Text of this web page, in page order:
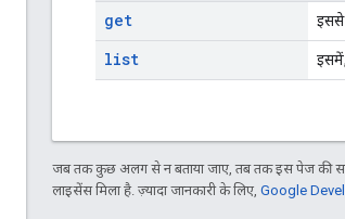
get इससे
list
जब तक कुछ अलग से न बताया जाए, तब तक इस पेज की
लाइसेंस मिला है. ज़्यादा जानकारी के लिए, Google